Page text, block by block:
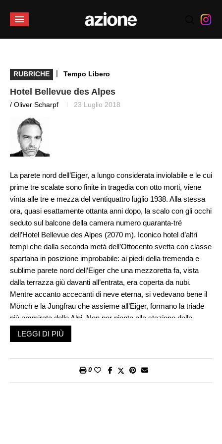
RUBRICHE | Tempo Libero
Hotel Bellevue des Alpes
/ Oliver Scharpf 23 Luglio 2018
La parete nord dell’Eiger, a lungo considerata inviolabile e le cui
prime tre scalate sono finite in tragedia con otto morti, viene
vinta alle tre e mezza del ventiquattro luglio 1938. Alla stessa
ora, quasi esattamente ottanta anni dopo, la scalo con gli occhi
seduto sul balcone della camera numero quaranta-tré
dell’Hotel Bellevue des Alpes (2070 m). Iconico hotel d’altri
tempi che dalla seconda metà dell’Ottocento svetta con classe
spartana in posizione improbabile: ai piedi della tremenda e
sublime parete nord dell’Eiger che una mezzoretta fa, vista
dalla terrazza giù davanti all’entrata, era coperta da nubi.
Mentre accanto accecanti di neve eterna, si vedevano bene il
Mönch e la Jungfrau che assieme all’Eiger, formano la triade
più ammirata delle Alpi. Non per niente alla stazione della
Kleine Scheidegg, appena sceso dal trenino a cremagliera
salito da Lauterbrunnen, ho dribblato mandrie di turisti in estasi.
soleggiata dell’hotel a scandole rosso mattone e persiane
LEGGI DI PIÙ
0